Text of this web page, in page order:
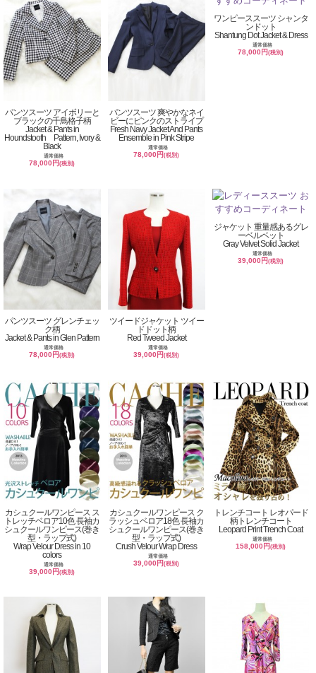
パンツスーツ アイボリーと
ブラックの千鳥格子柄
Jacket & Pants in
Houndstooth Pattern, Ivory &
Black
通常価格
78,000円(税別)
パンツスーツ 爽やかなネイ
ビーにピンクのストライプ
Fresh Navy Jacket And Pants
Ensemble in Pink Stripe
通常価格
78,000円(税別)
ワンピーススーツ シャンタ
ンドット
Shantung Dot Jacket & Dress
通常価格
78,000円(税別)
パンツスーツ グレンチェッ
ク柄
Jacket & Pants in Glen Pattern
通常価格
78,000円(税別)
ツイードジャケット ツイー
ドドット柄
Red Tweed Jacket
通常価格
39,000円(税別)
ジャケット 重量感あるグレ
ーベルベット
Gray Velvet Solid Jacket
通常価格
39,000円(税別)
カシュクールワンピース ス
トレッチベロア10色 長袖カ
シュクールワンピース(巻き
型・ラップ式)
Wrap Velour Dress in 10
colors
通常価格
39,000円(税別)
カシュクールワンピース ク
ラッシュベロア18色 長袖カ
シュクールワンピース(巻き
型・ラップ式)
Crush Velour Wrap Dress
通常価格
39,000円(税別)
トレンチコート レオパード
柄トレンチコート
Leopard Print Trench Coat
通常価格
158,000円(税別)